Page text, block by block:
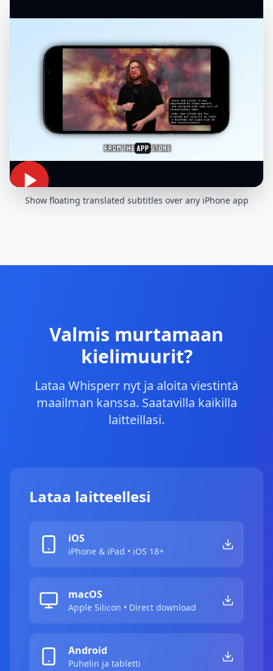
Show floating translated subtitles over any iPhone app
Valmis murtamaan
kielimuurit?
Lataa Whisperr nyt ja aloita viestintä
maailman kanssa. Saatavilla kaikilla
laitteillasi.
Lataa laitteellesi
iOS
iPhone & iPad • iOS 18+
macOS
Apple Silicon • Direct download
Android
Puhelin ja tabletti